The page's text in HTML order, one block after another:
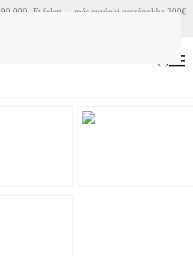
000.-Ft felett - más európai országokba 300€